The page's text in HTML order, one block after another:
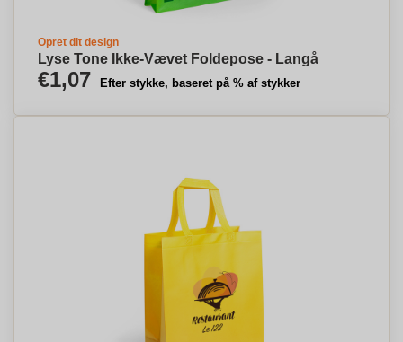
Opret dit design
Lyse Tone Ikke-Vævet Foldepose - Langå
€1,07 Efter stykke, baseret på % af stykker